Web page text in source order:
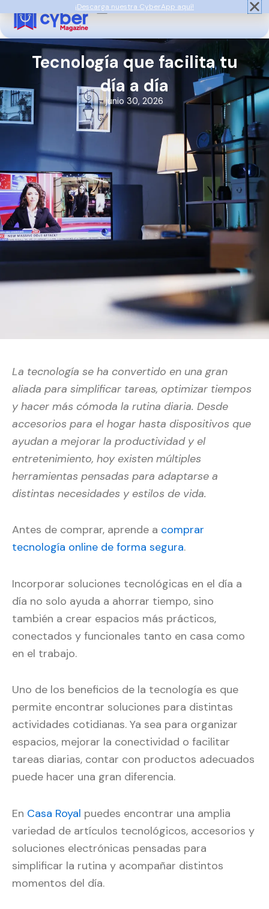
contenido
Tecnología que facilita tu
día a día
junio 30, 2026
La tecnología se ha convertido en una gran
aliada para simplificar tareas, optimizar tiempos
y hacer más cómoda la rutina diaria. Desde
accesorios para el hogar hasta dispositivos que
ayudan a mejorar la productividad y el
entretenimiento, hoy existen múltiples
herramientas pensadas para adaptarse a
distintas necesidades y estilos de vida.
Antes de comprar, aprende a comprar
tecnología online de forma segura.
Incorporar soluciones tecnológicas en el día a
día no solo ayuda a ahorrar tiempo, sino
también a crear espacios más prácticos,
conectados y funcionales tanto en casa como
en el trabajo.
Uno de los beneficios de la tecnología es que
permite encontrar soluciones para distintas
actividades cotidianas. Ya sea para organizar
espacios, mejorar la conectividad o facilitar
tareas diarias, contar con productos adecuados
puede hacer una gran diferencia.
En Casa Royal puedes encontrar una amplia
variedad de artículos tecnológicos, accesorios y
soluciones electrónicas pensadas para
simplificar la rutina y acompañar distintos
momentos del día.
¡Descarga nuestra CyberApp aquí!